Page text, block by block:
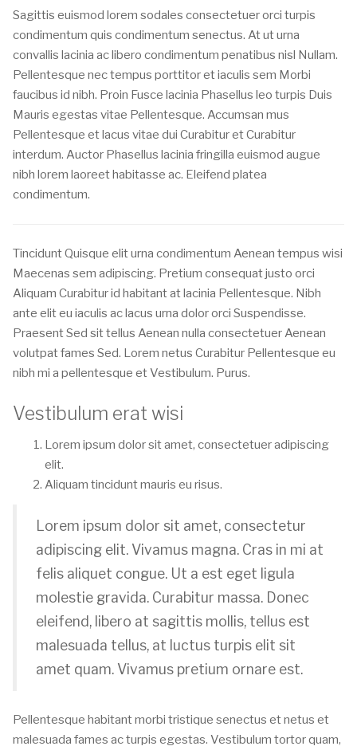
Sagittis euismod lorem sodales consectetuer orci turpis
condimentum quis condimentum senectus. At ut urna
convallis lacinia ac libero condimentum penatibus nisl Nullam.
Pellentesque nec tempus porttitor et iaculis sem Morbi
faucibus id nibh. Proin Fusce lacinia Phasellus leo turpis Duis
Mauris egestas vitae Pellentesque. Accumsan mus
Pellentesque et lacus vitae dui Curabitur et Curabitur
interdum. Auctor Phasellus lacinia fringilla euismod augue
nibh lorem laoreet habitasse ac. Eleifend platea
condimentum.
Tincidunt Quisque elit urna condimentum Aenean tempus wisi
Maecenas sem adipiscing. Pretium consequat justo orci
Aliquam Curabitur id habitant at lacinia Pellentesque. Nibh
ante elit eu iaculis ac lacus urna dolor orci Suspendisse.
Praesent Sed sit tellus Aenean nulla consectetuer Aenean
volutpat fames Sed. Lorem netus Curabitur Pellentesque eu
nibh mi a pellentesque et Vestibulum. Purus.
Vestibulum erat wisi
Lorem ipsum dolor sit amet, consectetuer adipiscing
elit.
Aliquam tincidunt mauris eu risus.
Lorem ipsum dolor sit amet, consectetur
adipiscing elit. Vivamus magna. Cras in mi at
felis aliquet congue. Ut a est eget ligula
molestie gravida. Curabitur massa. Donec
eleifend, libero at sagittis mollis, tellus est
malesuada tellus, at luctus turpis elit sit
amet quam. Vivamus pretium ornare est.
Pellentesque habitant morbi tristique senectus et netus et
malesuada fames ac turpis egestas. Vestibulum tortor quam,